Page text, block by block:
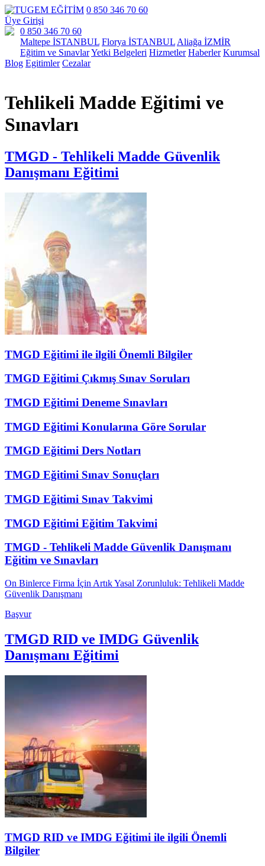
0 850 346 70 60
Üye Girişi
0 850 346 70 60
Maltepe İSTANBUL Florya İSTANBUL Aliağa İZMİR
Eğitim ve SınavlarYetki Belgeleri Hizmetler Haberler Kurumsal
Blog Egitimler Cezalar
Tehlikeli Madde Eğitimi ve
Sınavları
TMGD - Tehlikeli Madde Güvenlik
Danışmanı Eğitimi
TMGD Eğitimi ile ilgili Önemli Bilgiler
TMGD Eğitimi Çıkmış Sınav Soruları
TMGD Eğitimi Deneme Sınavları
TMGD Eğitimi Konularına Göre Sorular
TMGD Eğitimi Ders Notları
TMGD Eğitimi Sınav Sonuçları
TMGD Eğitimi Sınav Takvimi
TMGD Eğitimi Eğitim Takvimi
TMGD - Tehlikeli Madde Güvenlik Danışmanı
Eğitim ve Sınavları
On Binlerce Firma İçin Artık Yasal Zorunluluk: Tehlikeli Madde
Güvenlik Danışmanı
Başvur
TMGD RID ve IMDG Güvenlik
Danışmanı Eğitimi
TMGD RID ve IMDG Eğitimi ile ilgili Önemli
Bilgiler